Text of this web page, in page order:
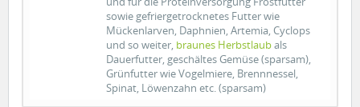
sowie gefriergetrocknetes Futter wie
Mückenlarven, Daphnien, Artemia, Cyclops
und so weiter, braunes Herbstlaubals
Dauerfutter, geschältes Gemüse (sparsam),
Grünfutter wie Vogelmiere, Brennnessel,
Spinat, Löwenzahn etc. (sparsam)